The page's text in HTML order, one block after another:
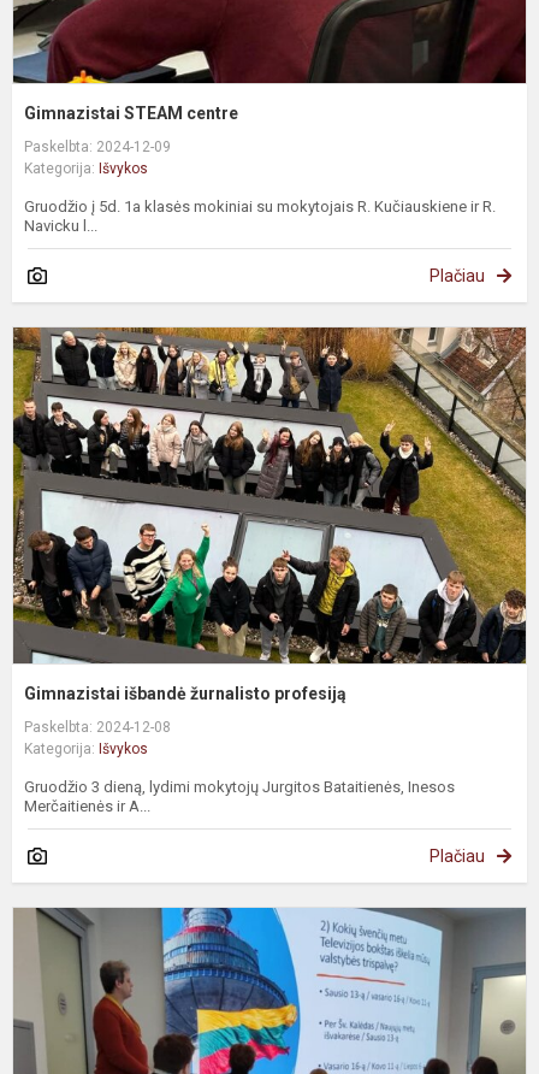
Gimnazistai STEAM centre
Paskelbta: 2024-12-09
Kategorija: Išvykos
Gruodžio į 5d. 1a klasės mokiniai su mokytojais R. Kučiauskiene ir R.
Navicku l...
Plačiau
Gimnazistai išbandė žurnalisto profesiją
Paskelbta: 2024-12-08
Kategorija: Išvykos
Gruodžio 3 dieną, lydimi mokytojų Jurgitos Bataitienės, Inesos
Merčaitienės ir A...
Plačiau